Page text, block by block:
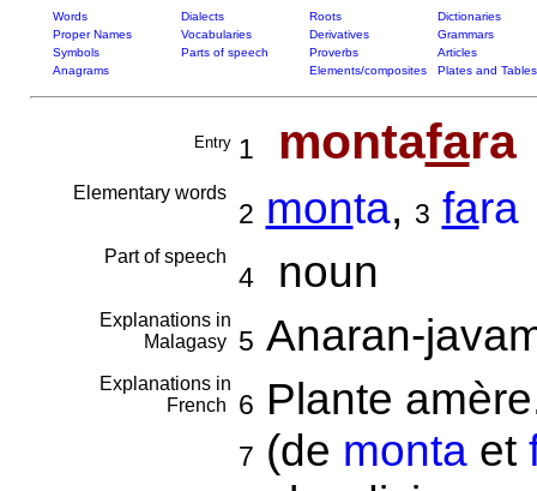
Words Dialects Roots
Dictionaries
Proper Names
Vocabularies Derivatives
Grammars
Symbols
Parts of speech Proverbs
Articles
Anagrams
Elements/composites Plates and Tables
Entry 1 montafara
Elementary words
2 monta, 3 fara
Part of speech
4noun
Explanations in
Malagasy
5 Anaran-
Explanations in
French
6 Plante
7 (de montaet